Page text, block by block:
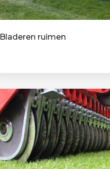
Bladeren ruimen